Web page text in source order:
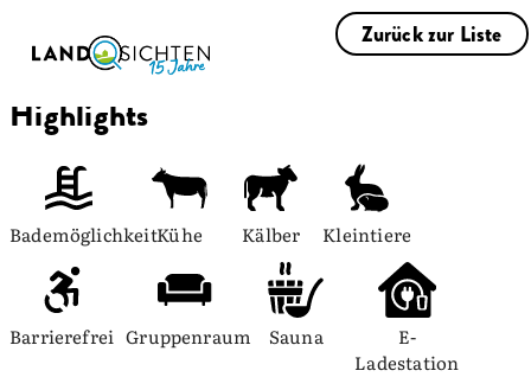
Zurück zur Liste
Highlights
BademöglichkeitKühe Kälber Kleintiere
Barrierefrei Gruppenraum Sauna
E-
Ladestation